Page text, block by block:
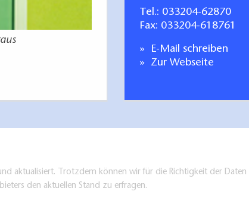
Tel.: 033204-62870
Fax: 033204-618761
E-Mail schreiben
Zur Webseite
aktualisiert. Trotzdem können wir für die Richtigkeit der
den aktuellen Stand zu erfragen.